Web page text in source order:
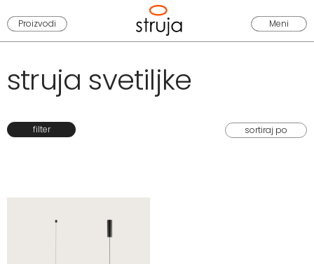
Proizvodi Meni
struja svetiljke
filter